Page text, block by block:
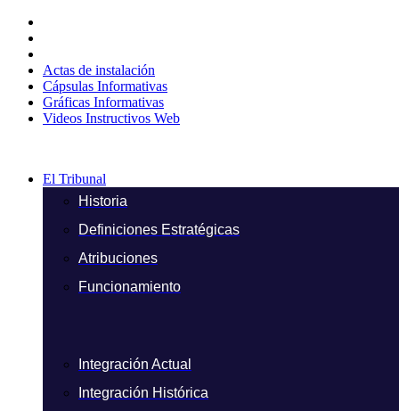
contenido
Actas de instalación
Cápsulas Informativas
Gráficas Informativas
Videos Instructivos Web
El Tribunal
Historia
Definiciones Estratégicas
Atribuciones
Funcionamiento
Integración Actual
Integración Histórica